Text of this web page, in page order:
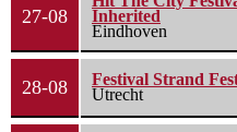
27-08
Inherited
Eindhoven
28-08
Festival Strand
Utrecht